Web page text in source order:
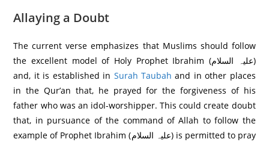
Allaying a Doubt
The current verse emphasizes that Muslims should follow
the excellent model of Holy Prophet Ibrahim (علیہ السلام)
and, it is established in Surah Taubah and in other places
in the Qur’an that, he prayed for the forgiveness of his
father who was an idol-worshipper. This could create doubt
that, in pursuance of the command of Allah to follow the
example of Prophet Ibrahim (علیہ السلام) is permitted to pray